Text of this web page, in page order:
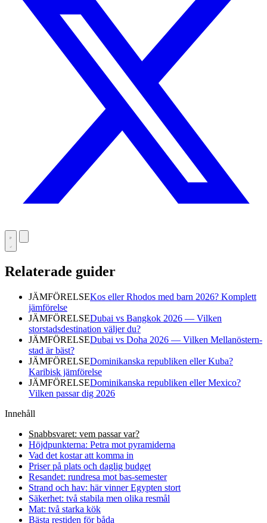
Relaterade guider
JÄMFÖRELSEKos eller Rhodos med barn 2026? Komplett
jämförelse
JÄMFÖRELSEDubai vs Bangkok 2026 — Vilken
storstadsdestination väljer du?
JÄMFÖRELSEDubai vs Doha 2026 — Vilken Mellanöstern-
stad är bäst?
JÄMFÖRELSEDominikanska republiken eller Kuba?
Karibisk jämförelse
JÄMFÖRELSEDominikanska republiken eller Mexico?
Vilken passar dig 2026
Innehåll
Snabbsvaret: vem passar var?
Höjdpunkterna: Petra mot pyramiderna
Vad det kostar att komma in
Priser på plats och daglig budget
Resandet: rundresa mot bas-semester
Strand och hav: här vinner Egypten stort
Säkerhet: två stabila men olika resmål
Mat: två starka kök
Bästa restiden för båda